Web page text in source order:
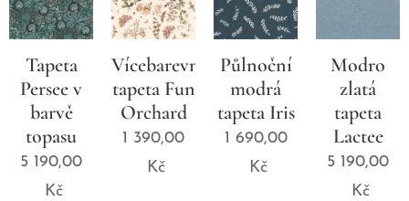
Tapeta
Persee v
barvě
topasu
5 190,00
Kč
Vícebarevná
tapeta Fun
Orchard
1 390,00
Kč
Půlnoční
modrá
tapeta Iris
1 690,00
Kč
Modro
zlatá
tapeta
Lactee
5 190,00
Kč